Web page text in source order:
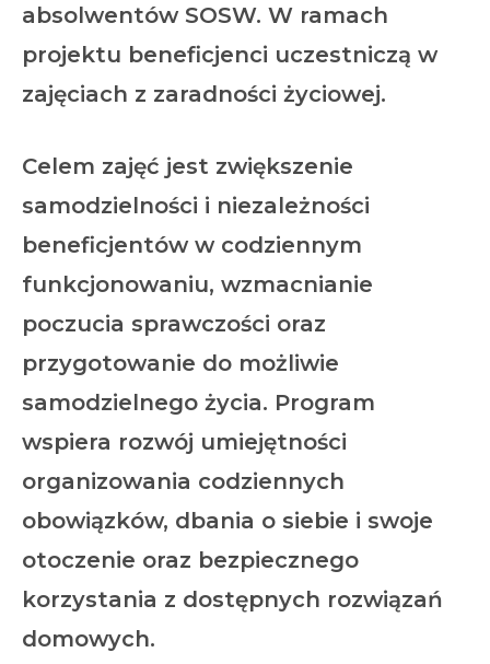
absolwentów SOSW. W ramach
projektu beneficjenci uczestniczą w
zajęciach z zaradności życiowej.
Celem zajęć jest zwiększenie
samodzielności i niezależności
beneficjentów w codziennym
funkcjonowaniu, wzmacnianie
poczucia sprawczości oraz
przygotowanie do możliwie
samodzielnego życia. Program
wspiera rozwój umiejętności
organizowania codziennych
obowiązków, dbania o siebie i swoje
otoczenie oraz bezpiecznego
korzystania z dostępnych rozwiązań
domowych.